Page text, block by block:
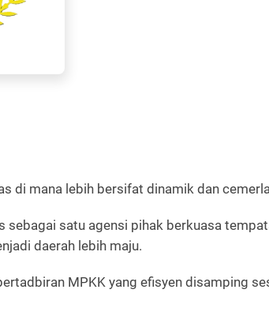
di mana lebih bersifat dinamik dan
satu agensi pihak berkuasa
daerah lebih maju.
MPKK yang efisyen disamping